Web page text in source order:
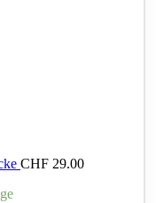
CHF 29.00